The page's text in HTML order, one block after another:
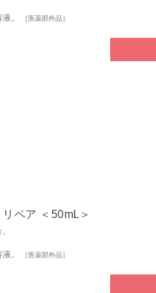
。
［医薬部外品］
ペア ＜50mL＞
。
［医薬部外品］